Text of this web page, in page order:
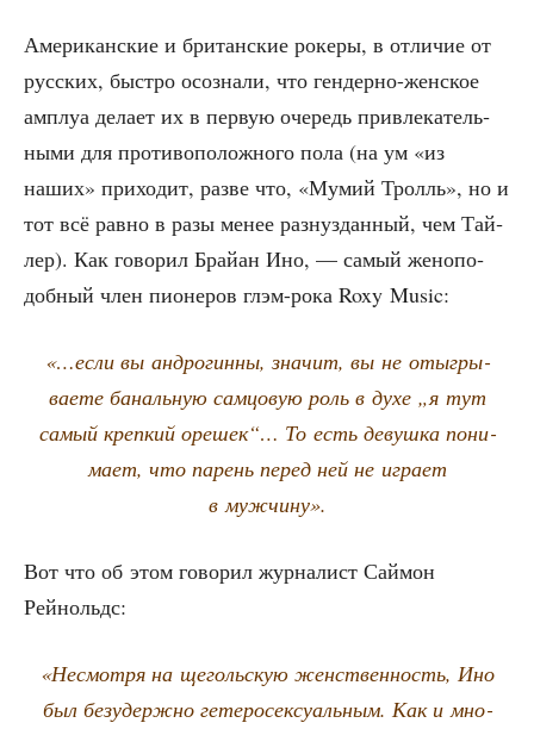
Аме­ри­кан­ские и бри­тан­ские роке­ры, в отли­чие от
рус­ских, быст­ро осо­зна­ли, что ген­дер­но-жен­ское
амплуа дела­ет их в первую оче­редь при­вле­ка­тель­
ны­ми для про­ти­во­по­лож­но­го пола (на ум «из
наших» при­хо­дит, раз­ве что, «Мумий Тролль», но и
тот всё рав­но в разы менее раз­нуз­дан­ный, чем Тай­
лер). Как гово­рил Брай­ан Ино, — самый жено­по­
доб­ный член пио­не­ров глэм-рока Roxy Music:
«…если вы андро­гин­ны, зна­чит, вы не отыг­ры­
ва­е­те баналь­ную сам­цо­вую роль в духе „я тут
самый креп­кий оре­шек“… То есть девуш­ка пони­
ма­ет, что парень перед ней не игра­ет
в мужчину».
Вот что об этом гово­рил жур­на­лист Сай­мон
Рейнольдс:
«Несмот­ря на щеголь­скую жен­ствен­ность, Ино
был без­удерж­но гете­ро­сек­су­аль­ным. Как и мно­